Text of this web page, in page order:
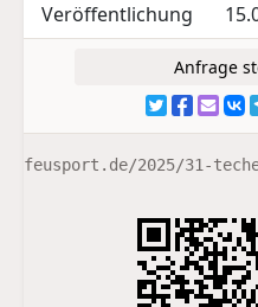
Veröffentlichung
Anfrage
feusport.de/2025/31-